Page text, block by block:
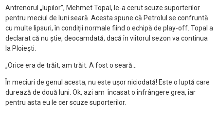
Antrenorul „lupilor”, Mehmet Topal, le-a cerut scuze suporterilor
pentru meciul de luni seară. Acesta spune că Petrolul se confruntă
cu multe lipsuri, în condiții normale fiind o echipă de play-off. Topal a
declarat că nu știe, deocamdată, dacă în viitorul sezon va continua
la Ploiești.
„Orice era de trăit, am trăit. A fost o seară...
În meciuri de genul acesta, nu este ușor niciodată! Este o luptă care
durează de două luni. Ok, azi am încasat o înfrângere grea, iar
pentru asta eu le cer scuze suporterilor.